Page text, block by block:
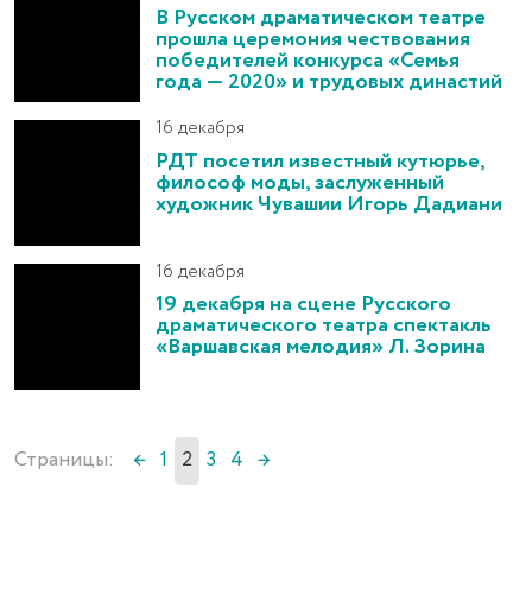
В Русском драматическом театре
прошла церемония чествования
победителей конкурса «Семья
года — 2020» и трудовых династий
16 декабря
РДТ посетил известный кутюрье,
философ моды, заслуженный
художник Чувашии Игорь Дадиани
16 декабря
19 декабря на сцене Русского
драматического театра спектакль
«Варшавская мелодия» Л. Зорина
Страницы: ← 1 2 3 4 →